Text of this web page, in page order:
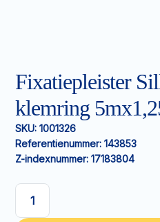
Fixatiepleister
klemring
SKU: 1001326
Referentienummer: 143853
Z-indexnummer: 17183804
Fixatiepleister